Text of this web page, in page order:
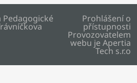
Prohlášení o
přístupnosti
Provozovatelem
webu je Apertia
Tech s.r.o